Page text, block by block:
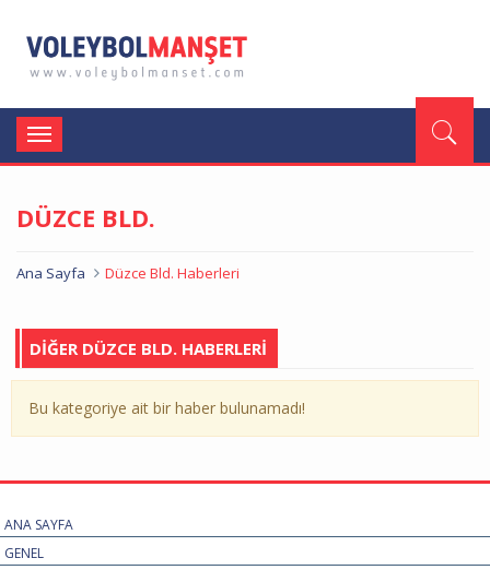
Toggle
navigation
DÜZCE BLD.
Ana Sayfa Düzce Bld. Haberleri
DİĞER DÜZCE BLD. HABERLERİ
Bu kategoriye ait bir haber bulunamadı!
ANA SAYFA
GENEL